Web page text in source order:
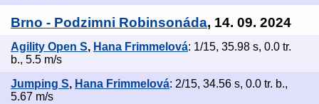
Brno - Podzimni Robinsonáda, 14. 09. 2024
Agility Open S, Hana Frimmelová: 1/15, 35.98 s, 0.0 tr.
b., 5.5 m/s
Jumping S, Hana Frimmelová: 2/15, 34.56 s, 0.0 tr. b.,
5.67 m/s